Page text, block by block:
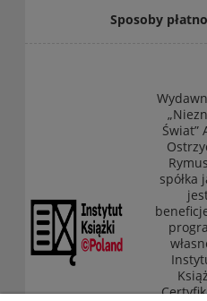
Sposoby
Świat”
spółka